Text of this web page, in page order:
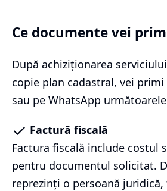
Ce documente vei
După achiziționarea serviciului
copie plan cadastral, vei
sau pe WhatsApp
Factură fiscală
Factura fiscală include costul
pentru documentul solicitat.
reprezinți o persoană juridică,